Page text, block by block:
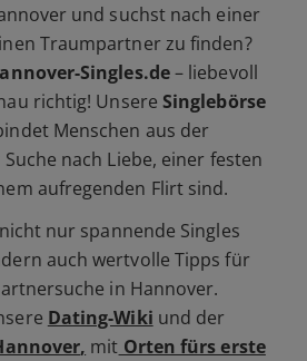
und suchst nach einer
Traumpartner zu finden?
Singles.de– liebevoll
richtig! Unsere Singlebörse
Menschen aus der
nach Liebe, einer festen
aufregenden Flirt sind.
nur spannende Singles
auch wertvolle Tipps für
in Hannover.
Dating-Wiki und der
, mit Orten fürs erste